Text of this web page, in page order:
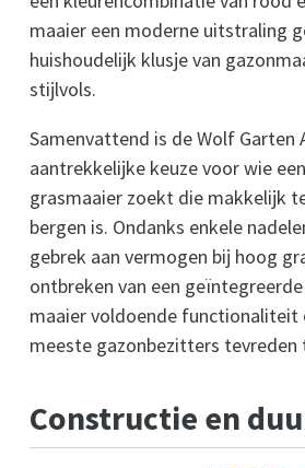
maaier een moderne uitstraling
huishoudelijk klusje van
stijlvols.
Samenvattend is de Wolf Garten
aantrekkelijke keuze voor wie
grasmaaier zoekt die makkelijk
bergen is. Ondanks enkele
gebrek aan vermogen bij hoog
ontbreken van een
maaier voldoende
meeste gazonbezitters tevreden
Constructie en